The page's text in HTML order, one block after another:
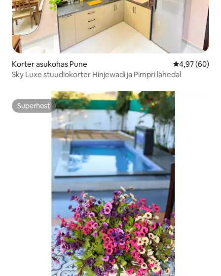
Korter asukohas Pune Keskmine
4,97 (60)
Sky Luxe stuudiokorter Hinjewadi ja Pimpri lähedal
Superhost
Superhost